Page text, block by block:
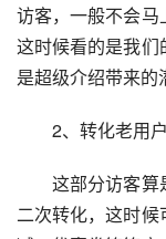
访客，一般不会马
这时候看的是我们
是超级介绍带来的
2、转化老用户
这部分访客算
二次转化，这时